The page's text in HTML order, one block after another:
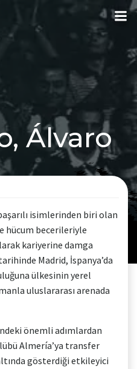
Álvaro
isimlerinden biri olan
hücum becerileriyle
kariyerine damga
Madrid, İspanya’da
ülkesinin yerel
uluslararası arenada
önemli adımlardan
Almería’ya transfer
gösterdiği etkileyici